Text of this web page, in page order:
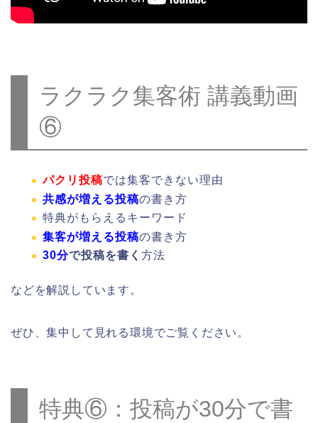
ラクラク集客術 講義動画
⑥
パクリ投稿では集客できない理由
共感が増える投稿の書き方
特典がもらえるキーワード
集客が増える投稿の書き方
30分で投稿を書く 方法
などを解説しています。
ぜひ、集中して見れる環境でご覧ください。
特典⑥：投稿が30分で書